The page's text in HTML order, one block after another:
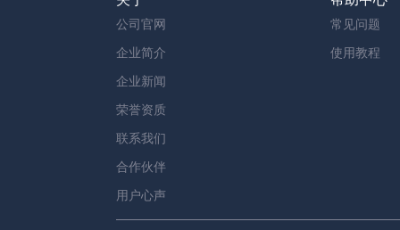
公司官网
企业简介
企业新闻
荣誉资质
联系我们
合作伙伴
用户心声
常见问题
使用教程